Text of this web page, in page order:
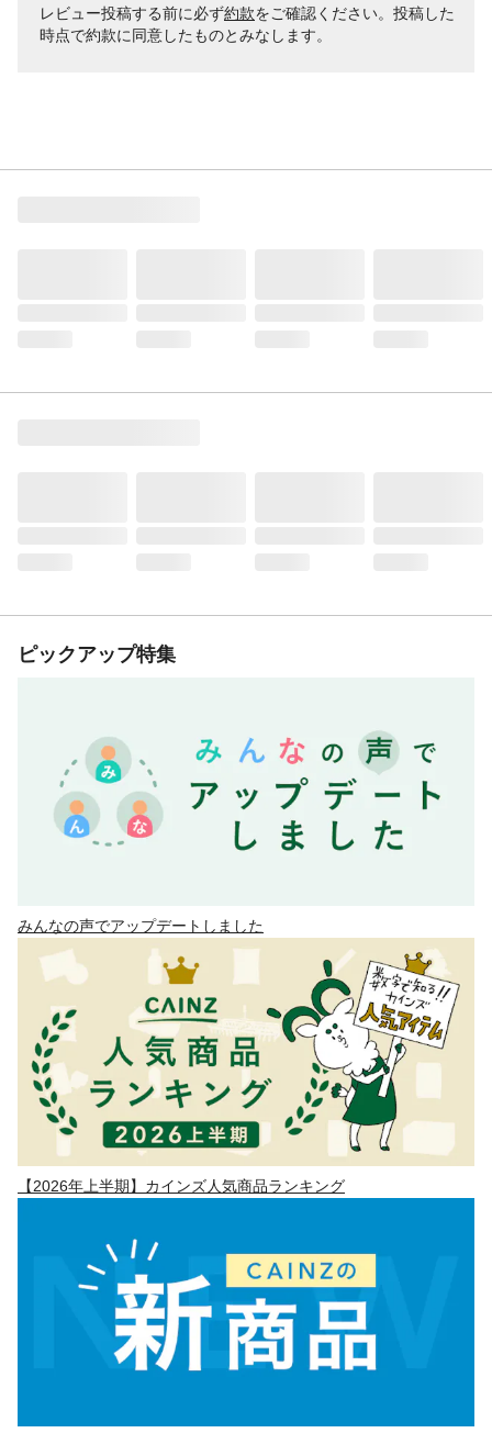
レビュー投稿する前に必ず約款をご確認ください。投稿した
時点で約款に同意したものとみなします。
ピックアップ特集
みんなの声でアップデートしました
【2026年上半期】カインズ人気商品ランキング